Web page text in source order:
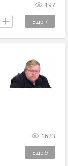
197
Еще 7
1623
Еще 9